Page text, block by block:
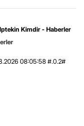
Kimdir - Haberler
08:05:58 #.0.2#